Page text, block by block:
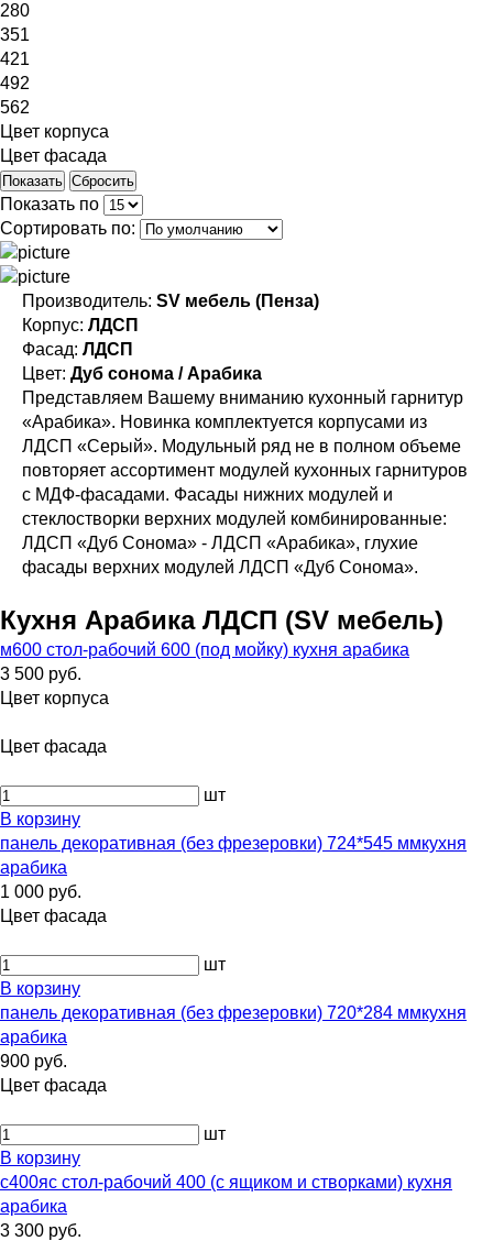
280
351
421
492
562
Цвет корпуса
Цвет фасада
Показать по
Сортировать по:
Производитель: SV мебель (Пенза)
Корпус: ЛДСП
Фасад: ЛДСП
Цвет: Дуб сонома / Арабика
Представляем Вашему вниманию кухонный гарнитур
«Арабика». Новинка комплектуется корпусами из
ЛДСП «Серый». Модульный ряд не в полном объеме
повторяет ассортимент модулей кухонных гарнитуров
с МДФ-фасадами. Фасады нижних модулей и
стеклостворки верхних модулей комбинированные:
ЛДСП «Дуб Сонома» - ЛДСП «Арабика», глухие
фасады верхних модулей ЛДСП «Дуб Сонома».
Кухня Арабика ЛДСП (SV мебель)
м600 стол-рабочий 600 (под мойку) кухня арабика
3 500 руб.
Цвет корпуса
Цвет фасада
шт
В корзину
панель декоративная (без фрезеровки) 724*545 ммкухня
арабика
1 000 руб.
Цвет фасада
шт
В корзину
панель декоративная (без фрезеровки) 720*284 ммкухня
арабика
900 руб.
Цвет фасада
шт
В корзину
с400яс стол-рабочий 400 (с ящиком и створками) кухня
арабика
3 300 руб.